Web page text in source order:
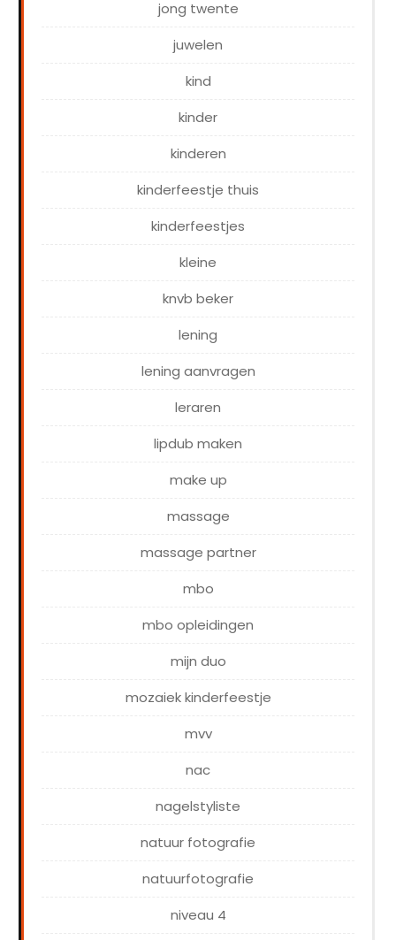
jong twente
juwelen
kind
kinder
kinderen
kinderfeestje thuis
kinderfeestjes
kleine
knvb beker
lening
lening aanvragen
leraren
lipdub maken
make up
massage
massage partner
mbo
mbo opleidingen
mijn duo
mozaiek kinderfeestje
mvv
nac
nagelstyliste
natuur fotografie
natuurfotografie
niveau 4